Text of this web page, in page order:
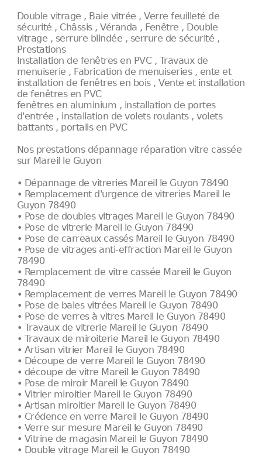
Double vitrage , Baie vitrée , Verre feuilleté de
sécurité , Châssis , Véranda , Fenêtre , Double
vitrage , serrure blindée , serrure de sécurité ,
Prestations
Installation de fenêtres en PVC , Travaux de
menuiserie , Fabrication de menuiseries , ente et
installation de fenêtres en bois , Vente et installation
de fenêtres en PVC
fenêtres en aluminium , installation de portes
d'entrée , installation de volets roulants , volets
battants , portails en PVC
Nos prestations dépannage réparation vitre cassée
sur Mareil le Guyon
• Dépannage de vitreries Mareil le Guyon 78490
• Remplacement d'urgence de vitreries Mareil le
Guyon 78490
• Pose de doubles vitrages Mareil le Guyon 78490
• Pose de vitrerie Mareil le Guyon 78490
• Pose de carreaux cassés Mareil le Guyon 78490
• Pose de vitrages anti-effraction Mareil le Guyon
78490
• Remplacement de vitre cassée Mareil le Guyon
78490
• Remplacement de verres Mareil le Guyon 78490
• Pose de baies vitrées Mareil le Guyon 78490
• Pose de verres à vitres Mareil le Guyon 78490
• Travaux de vitrerie Mareil le Guyon 78490
• Travaux de miroiterie Mareil le Guyon 78490
• Artisan vitrier Mareil le Guyon 78490
• Découpe de verre Mareil le Guyon 78490
• découpe de vitre Mareil le Guyon 78490
• Pose de miroir Mareil le Guyon 78490
• Vitrier miroitier Mareil le Guyon 78490
• Artisan miroitier Mareil le Guyon 78490
• Crédence en verre Mareil le Guyon 78490
• Verre sur mesure Mareil le Guyon 78490
• Vitrine de magasin Mareil le Guyon 78490
• Double vitrage Mareil le Guyon 78490